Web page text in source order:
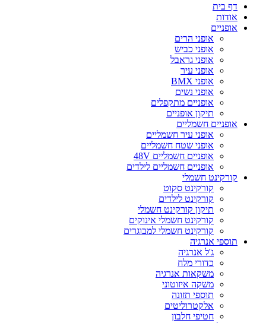
דף בית
אודות
אופניים
אופני הרים
אופני כביש
אופני גראבל
אופני עיר
אופני BMX
אופני נשים
אופניים מתקפלים
תיקון אופניים
אופניים חשמליים
אופני עיר חשמליים
אופני שטח חשמליים
אופניים חשמליים 48V
אופניים חשמליים לילדים
קורקינט חשמלי
קורקינט סקוט
קורקינט לילדים
תיקון קורקינט חשמלי
קורקינט חשמלי אינוקים
קורקינט חשמלי למבוגרים
תוספי אנרגיה
ג'ל אנרגיה
כדורי מלח
משקאות אנרגיה
משקה איזוטוני
תוספי תזונה
אלקטרוליטים
חטיפי חלבון